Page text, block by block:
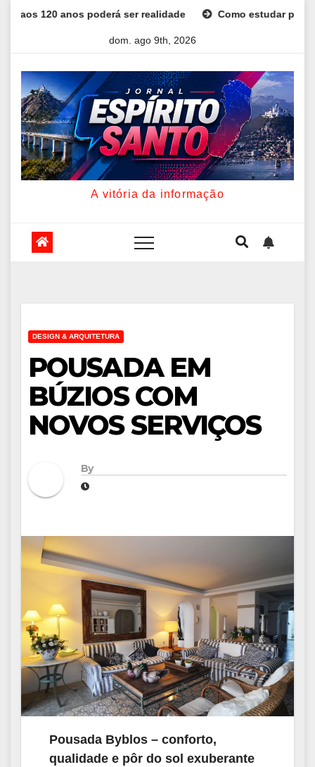
Como estudar para o Enem: guia completo para
dom. ago 9th, 2026
A vitória da informação
DESIGN & ARQUITETURA
POUSADA EM
BÚZIOS COM
NOVOS SERVIÇOS
By
Pousada Byblos – conforto,
qualidade e pôr do sol exuberante